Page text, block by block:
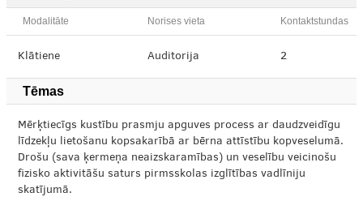
Modalitāte Norises vieta Kontaktstundas
Klātiene Auditorija 2
Tēmas
Mērķtiecīgs kustību prasmju apguves process ar daudzveidīgu
līdzekļu lietošanu kopsakarībā ar bērna attīstību kopveselumā.
Drošu (sava ķermeņa neaizskaramības) un veselību veicinošu
fizisko aktivitāšu saturs pirmsskolas izglītības vadlīniju
skatījumā.